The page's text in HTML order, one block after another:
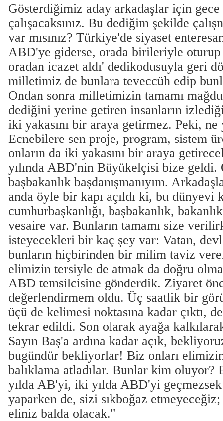
Gösterdiğimiz aday arkadaşlar için gece
çalışacaksınız. Bu dediğim şekilde
var mısınız? Türkiye'de siyaset
ABD'ye giderse, orada birileriyle oturup
oradan icazet aldı' dedikodusuyla geri
milletimiz de bunlara teveccüh edip
Ondan sonra milletimizin tamamı
dediğini yerine getiren insanların izlediği
iki yakasını bir araya getirmez. Peki, ne
Ecnebilere sen proje, program, sistem
onların da iki yakasını bir araya
yılında ABD'nin Büyükelçisi bize geldi.
başbakanlık başdanışmanıyım.
anda öyle bir kapı açıldı ki, bu dünyevi
cumhurbaşkanlığı, başbakanlık,
vesaire var. Bunların tamamı size
isteyecekleri bir kaç şey var: Vatan,
bunların hiçbirinden bir milim taviz
elimizin tersiyle de atmak da doğru
ABD temsilcisine gönderdik. Ziyaret
değerlendirmem oldu. Üç saatlik bir
üçü de kelimesi noktasına kadar çıktı,
tekrar edildi. Son olarak ayağa
Sayın Baş'a ardına kadar açık,
bugündür bekliyorlar! Biz onları
balıklama atladılar. Bunlar kim
yılda AB'yi, iki yılda ABD'yi
yaparken de, sizi sıkboğaz
eliniz balda olacak."